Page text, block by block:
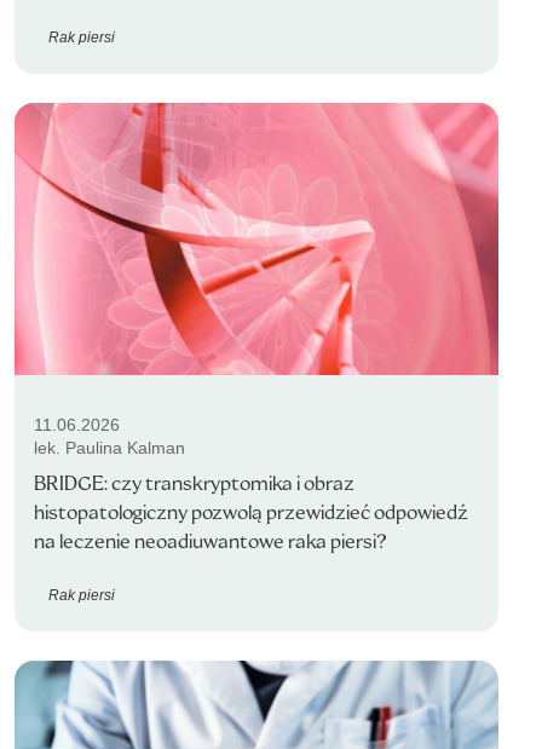
Rak piersi
11.06.2026
lek. Paulina Kalman
BRIDGE: czy transkryptomika i obraz
histopatologiczny pozwolą przewidzieć odpowiedź
na leczenie neoadiuwantowe raka piersi?
Rak piersi